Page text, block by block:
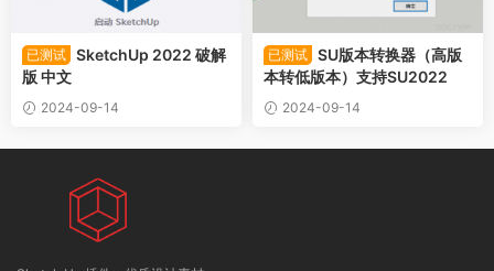
已测试 SketchUp 2022 破解
版 中文
2024-09-14
已测试 SU版本转换器（高版
本转低版本）支持SU2022
2024-09-14